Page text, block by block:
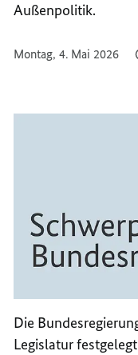
Außenpolitik.
Montag, 4. Mai 2026
Die
Legislatur